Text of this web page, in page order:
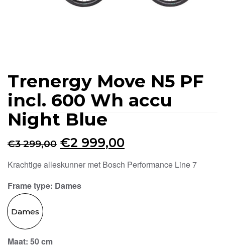
Trenergy Move N5 PF
incl. 600 Wh accu
Night Blue
€3 299,00 Oorspronkelijke
prijs
€2 999,00Huidige
prijs
Krachtige alleskunner met Bosch Performance Line 7
Frame type: Dames
Dames
Maat: 50 cm